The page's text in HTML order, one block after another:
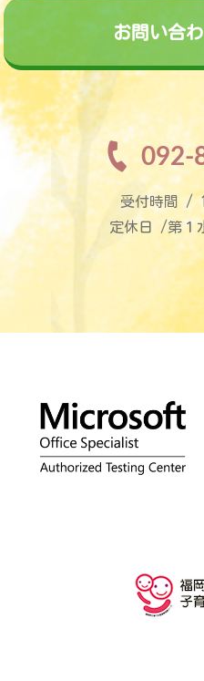
お問い合
092-
受付時間 /
定休日 /第１